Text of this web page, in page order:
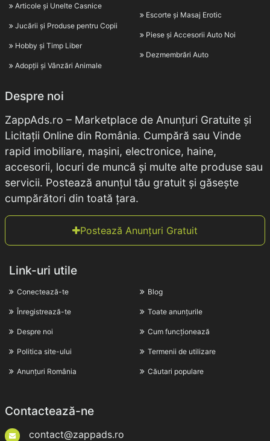
Articole și Unelte Casnice
Jucării și Produse pentru Copii
Hobby și Timp Liber
Adopții și Vânzări Animale
Escorte și Masaj Erotic
Piese și Accesorii Auto Noi
Dezmembrări Auto
Despre noi
ZappAds.ro – Marketplace de Anunțuri Gratuite și
Licitații Online din România. Cumpără sau Vinde
rapid imobiliare, mașini, electronice, haine,
accesorii, locuri de muncă și multe alte produse sau
servicii. Postează anunțul tău gratuit și găsește
cumpărători din toată țara.
Postează Anunțuri Gratuit
Link-uri utile
Conectează-te
Înregistrează-te
Despre noi
Politica site-ului
Anunțuri România
Blog
Toate anunțurile
Cum funcționează
Termenii de utilizare
Căutari populare
Contactează-ne
contact@zappads.ro